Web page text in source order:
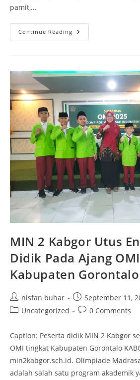
pamit,…
Continue Reading Konser
Pamit
Qurotaa’yun
Penting
Kabupaten
Gorontalo
MIN 2 Kabgor Utus
Didik Pada Ajang
Kabupaten Gorontalo
Post
author:
nisfan buhar
Post
published:
September 11,
PostUncategorized
Post0 Comments
Caption: Peserta didik MIN 2 Kabgor
OMI tingkat Kabupaten Gorontalo
min2kabgor.sch.id. Olimpiade
adalah salah satu program akademik